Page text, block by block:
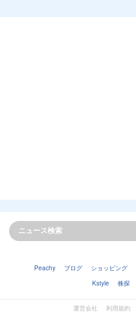
Peachy ブログ ショッピング
Kstyle
株探
運営会社 利用規約